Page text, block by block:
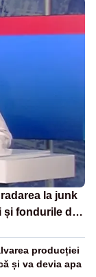
la junk
și fondurile de
producției
și va devia apa